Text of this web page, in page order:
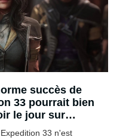
succès de
33 pourrait bien
le jour sur
33 n'est